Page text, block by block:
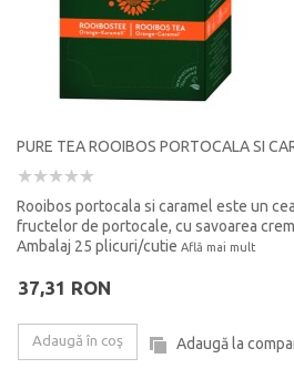
PURE TEA ROOIBOS PORTOCALA SI
Rooibos portocala si caramel este un
fructelor de portocale, cu savoarea
Ambalaj 25 plicuri/cutie Află mai mult
37,31 RON
Adaugă în coş Adaugă la